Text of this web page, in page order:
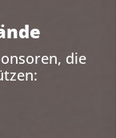
die